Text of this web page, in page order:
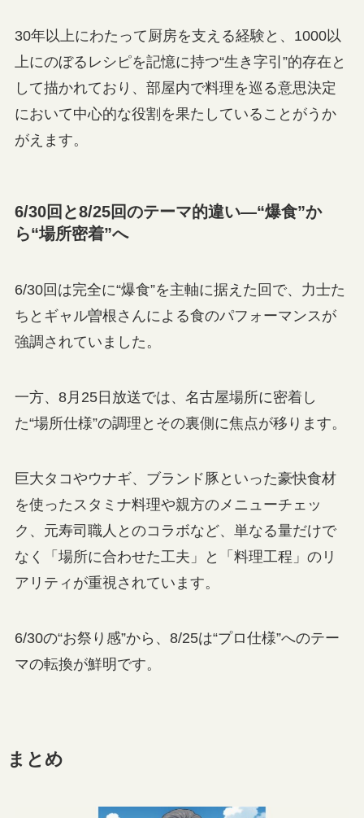
30年以上にわたって厨房を支える経験と、1000以
上にのぼるレシピを記憶に持つ“生き字引”的存在と
して描かれており、部屋内で料理を巡る意思決定
において中心的な役割を果たしていることがうか
がえます。
6/30回と8/25回のテーマ的違い—“爆食”か
ら“場所密着”へ
6/30回は完全に“爆食”を主軸に据えた回で、力士た
ちとギャル曽根さんによる食のパフォーマンスが
強調されていました。
一方、8月25日放送では、名古屋場所に密着し
た“場所仕様”の調理とその裏側に焦点が移ります。
巨大タコやウナギ、ブランド豚といった豪快食材
を使ったスタミナ料理や親方のメニューチェッ
ク、元寿司職人とのコラボなど、単なる量だけで
なく「場所に合わせた工夫」と「料理工程」のリ
アリティが重視されています。
6/30の“お祭り感”から、8/25は“プロ仕様”へのテー
マの転換が鮮明です。
まとめ